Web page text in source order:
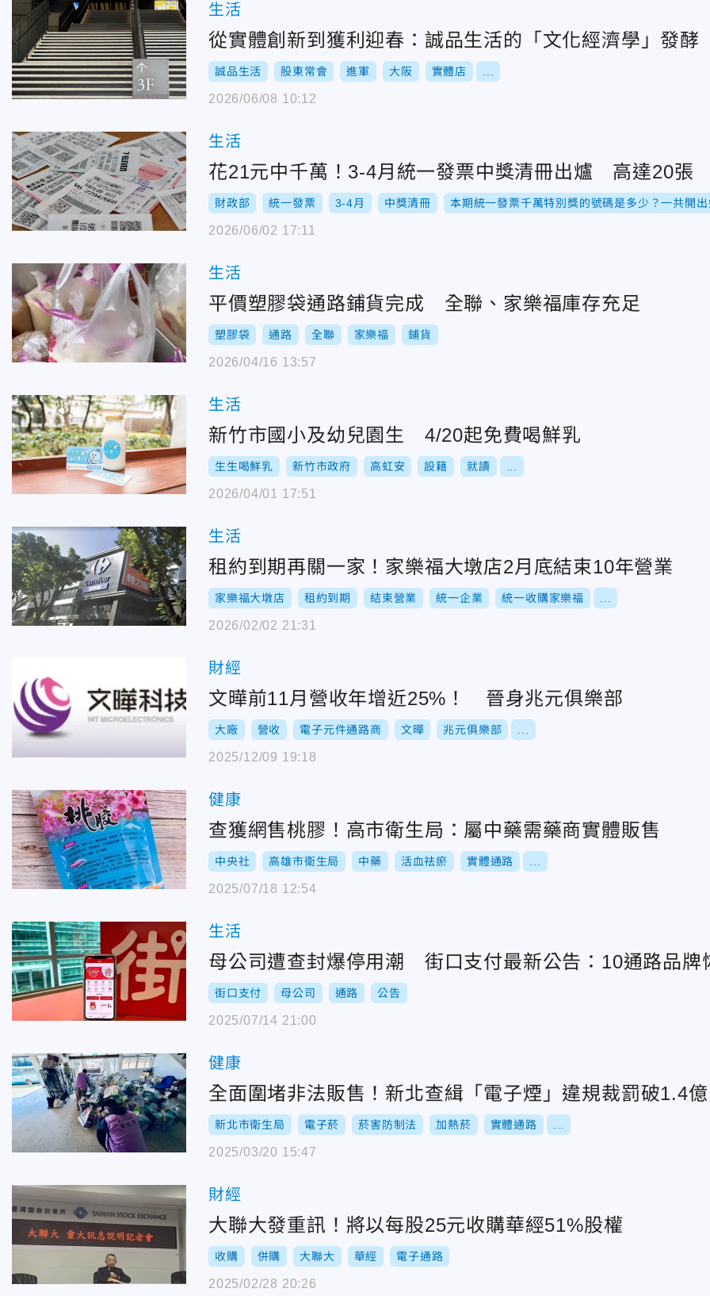
生活
從實體創新到獲利迎春：誠品生活的「文化經濟學」發酵
誠品生活 股東常會 進軍 大阪 實體店
2026/06/08 10:12
生活
花21元中千萬！3-4月統一發票中獎清冊出爐 高達20張
財政部 統一發票 3-4月 中獎清冊 本期統一發票千萬特別獎的號碼是多少？一共開
2026/06/02 17:11
生活
平價塑膠袋通路鋪貨完成 全聯、家樂福庫存充足
塑膠袋 通路 全聯 家樂福 鋪貨
2026/04/16 13:57
生活
新竹市國小及幼兒園生 4/20起免費喝鮮乳
生生喝鮮乳 新竹市政府 高虹安 設籍 就讀
2026/04/01 17:51
生活
租約到期再關一家！家樂福大墩店2月底結束10年營業
家樂福大墩店 租約到期 結束營業 統一企業 統一收購家樂福
2026/02/02 21:31
財經
文曄前11月營收年增近25%！ 晉身兆元俱樂部
大廠 營收 電子元件通路商 文曄 兆元俱樂部
2025/12/09 19:18
健康
查獲網售桃膠！高市衛生局：屬中藥需藥商實體販售
中央社 高雄市衛生局 中藥 活血祛瘀 實體通路
2025/07/18 12:54
生活
母公司遭查封爆停用潮 街口支付最新公告：10通路品牌
街口支付 母公司 通路 公告
2025/07/14 21:00
健康
全面圍堵非法販售！新北查緝「電子煙」違規裁罰破1.4億
新北市衛生局 電子菸 菸害防制法 加熱菸 實體通路
2025/03/20 15:47
財經
大聯大發重訊！將以每股25元收購華經51%股權
收購 併購 大聯大 華經 電子通路
2025/02/28 20:26